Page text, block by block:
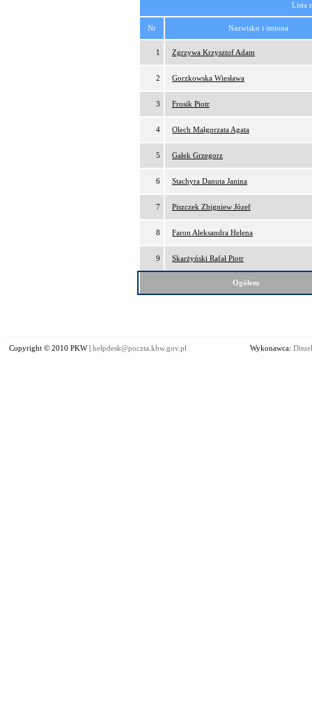
Lista
Nr Nazwisko i imiona
1 Zgrzywa Krzysztof Adam
2 Gorzkowska Wiesława
3 Frosik Piotr
4 Olech Małgorzata Agata
5 Gałek Grzegorz
6 Stachyra Danuta Janina
7 Piszczek Zbigniew Józef
8 Faron Aleksandra Helena
9 Skarżyński Rafał Piotr
Ogółem
Copyright © 2010 PKW | helpdesk@poczta.kbw.gov.pl Wykonawca: